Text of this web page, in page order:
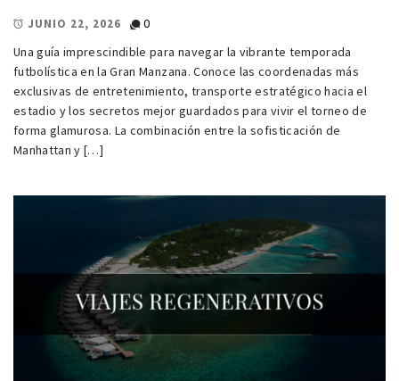
JUNIO 22, 2026
0
Una guía imprescindible para navegar la vibrante temporada
futbolística en la Gran Manzana. Conoce las coordenadas más
exclusivas de entretenimiento, transporte estratégico hacia el
estadio y los secretos mejor guardados para vivir el torneo de
forma glamurosa. La combinación entre la sofisticación de
Manhattan y […]